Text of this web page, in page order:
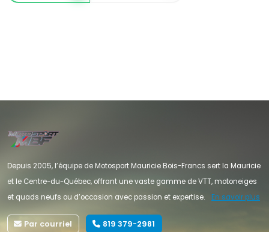
Depuis 2005, l’équipe de Motosport Mauricie Bois-Francs sert la Mauricie
et le Centre-du-Québec, offrant une vaste gamme de VTT, motoneiges
et quads neufs ou d’occasion avec passion et expertise.
En savoir plus
Par courriel 819 379-2981